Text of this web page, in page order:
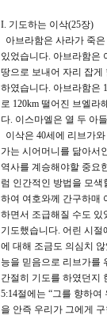
I. 기도하는 이삭(25장)
아브라함은 사라가 죽
있었습니다. 아브라함은
땅으로 보내어 자리 잡게
하였습니다. 아브라함은
로 120km 떨어진 브엘라
다. 이스마엘은 열 두 아
이삭은 40세에 리브가
가는 시어머니를 닮아서
역사를 계승해야할 중요
럼 인간적인 방법을 모색
하여 여호와께 간구하매
하면서 조급해질 수도 있
기도했습니다. 어린 시
에 대해 조금도 의심치
능을 믿음으로 리브가를
간절히 기도를 하였던지
5:14절에는 “그를 향하
을 안즉 우리가 그에게